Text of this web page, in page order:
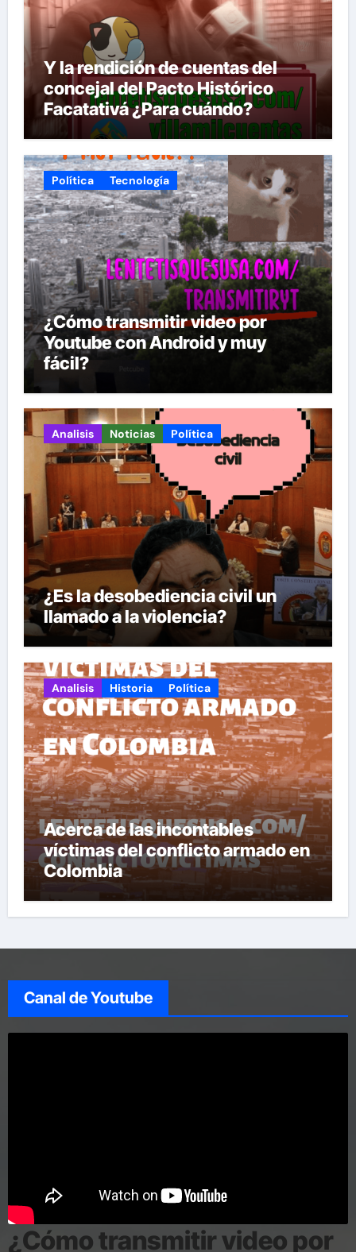
Y la rendición de cuentas del
concejal del Pacto Histórico
Facatativá ¿Para cuándo?
Política Tecnología
¿Cómo transmitir video por
Youtube con Android y muy
fácil?
Analisis Noticias Política
¿Es la desobediencia civil un
llamado a la violencia?
Analisis Historia Política
Acerca de las incontables
víctimas del conflicto armado en
Colombia
Canal de Youtube
¿Cómo transmitir video por